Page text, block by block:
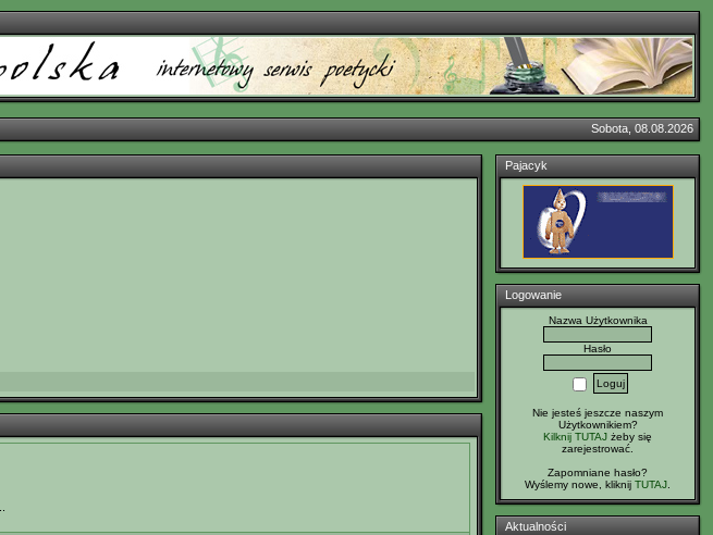
Sobota, 08.08.2026
Pajacyk
Logowanie
Nazwa Użytkownika
Hasło
Nie jesteś jeszcze naszym
Użytkownikiem?
Kilknij TUTAJ żeby się
zarejestrować.
Zapomniane hasło?
Wyślemy nowe, kliknij TUTAJ
Aktualności